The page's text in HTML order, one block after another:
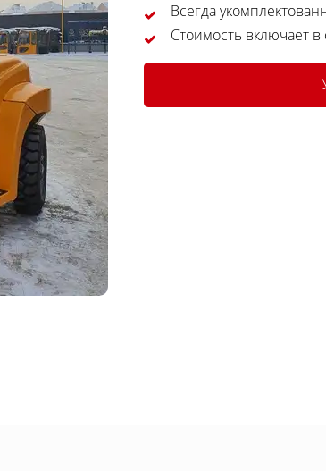
Всегда
Стоимость включает